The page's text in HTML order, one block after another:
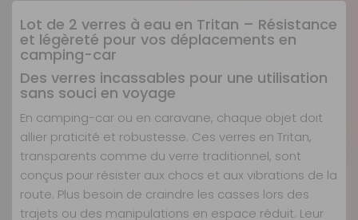
Lot de 2 verres à eau en Tritan – Résistance
et légèreté pour vos déplacements en
camping-car
Des verres incassables pour une utilisation
sans souci en voyage
En camping-car ou en caravane, chaque objet doit
allier praticité et robustesse. Ces verres en Tritan,
transparents comme du verre traditionnel, sont
conçus pour résister aux chocs et aux vibrations de la
route. Plus besoin de craindre les casses lors des
trajets ou des manipulations en espace réduit. Leur